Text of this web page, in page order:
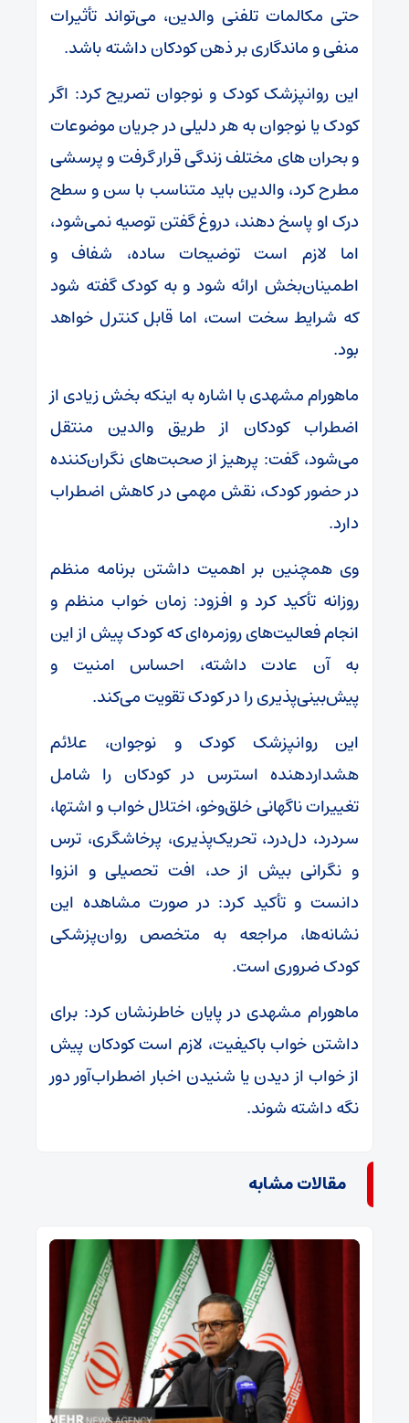
حتی مکالمات تلفنی والدین، می‌تواند تأثیرات
منفی و ماندگاری بر ذهن کودکان داشته باشد.
این روانپزشک کودک و نوجوان تصریح کرد: اگر
کودک یا نوجوان به هر دلیلی در جریان موضوعات
و بحران های مختلف زندگی قرار گرفت و پرسشی
مطرح کرد، والدین باید متناسب با سن و سطح
درک او پاسخ دهند، دروغ گفتن توصیه نمی‌شود،
اما لازم است توضیحات ساده، شفاف و
اطمینان‌بخش ارائه شود و به کودک گفته شود
که شرایط سخت است، اما قابل کنترل خواهد
بود.
ماهورام مشهدی با اشاره به اینکه بخش زیادی از
اضطراب کودکان از طریق والدین منتقل
می‌شود، گفت: پرهیز از صحبت‌های نگران‌کننده
در حضور کودک، نقش مهمی در کاهش اضطراب
دارد.
وی همچنین بر اهمیت داشتن برنامه منظم
روزانه تأکید کرد و افزود: زمان خواب منظم و
انجام فعالیت‌های روزمره‌ای که کودک پیش از این
به آن عادت داشته، احساس امنیت و
پیش‌بینی‌پذیری را در کودک تقویت می‌کند.
این روانپزشک کودک و نوجوان، علائم
هشداردهنده استرس در کودکان را شامل
تغییرات ناگهانی خلق‌وخو، اختلال خواب و اشتها،
سردرد، دل‌درد، تحریک‌پذیری، پرخاشگری، ترس
و نگرانی بیش از حد، افت تحصیلی و انزوا
دانست و تأکید کرد: در صورت مشاهده این
نشانه‌ها، مراجعه به متخصص روان‌پزشکی
کودک ضروری است.
ماهورام مشهدی در پایان خاطرنشان کرد: برای
داشتن خواب باکیفیت، لازم است کودکان پیش
از خواب از دیدن یا شنیدن اخبار اضطراب‌آور دور
نگه داشته شوند.
مقالات مشابه